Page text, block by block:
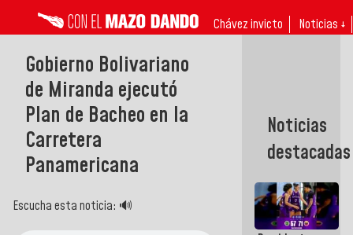
Chávez invicto Noticias ↓
Gobierno Bolivariano
de Miranda ejecutó
Plan de Bacheo en la
Carretera
Panamericana
Escucha esta noticia: 🔊
Noticias
destacadas